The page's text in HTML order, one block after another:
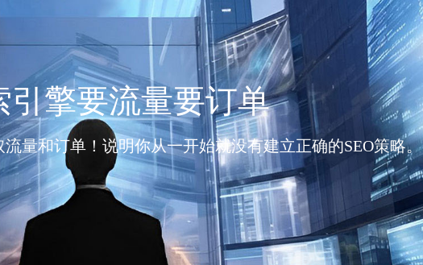
引擎要流量要订单
量和订单！说明你从一开始就没有建立正确的SEO策略。